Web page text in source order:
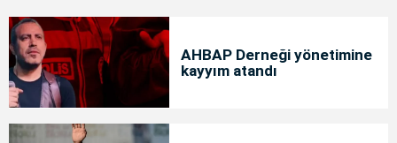
AHBAP Derneği yönetimine
kayyım atandı